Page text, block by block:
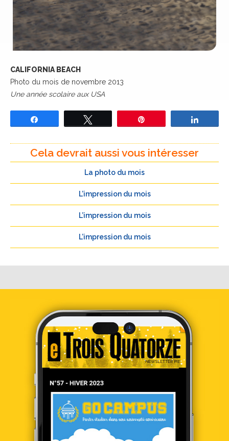
CALIFORNIA BEACH
Photo du mois de novembre 2013
Une année scolaire aux USA
Cela devrait aussi vous intéresser
La photo du mois
L’impression du mois
L’impression du mois
L’impression du mois